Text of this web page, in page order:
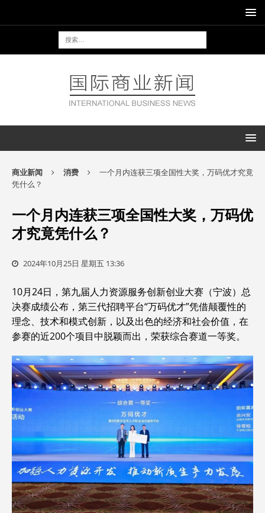
商业新闻 消费
一个月内连获三项全国性大奖，万码优才究竟
凭什么？
一个月内连获三项全国性大奖，万码优
才究竟凭什么？
2024年10月25日 星期五 13:36
10月24日，第九届人力资源服务创新创业大赛（宁波）总
决赛成绩公布，第三代招聘平台“万码优才”凭借颠覆性的
理念、技术和模式创新，以及出色的经济和社会价值，在
参赛的近200个项目中脱颖而出，荣获综合赛道一等奖。